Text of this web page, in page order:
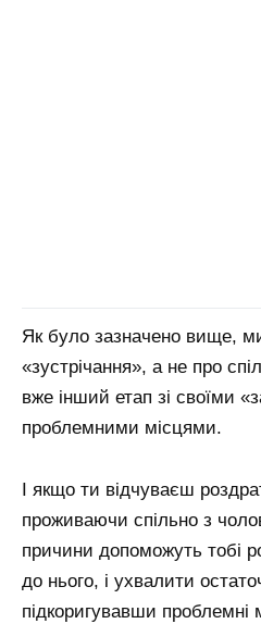
Як було зазначено вище,
«зустрічання», а не про
вже інший етап зі своїми
проблемними місцями.
І якщо ти відчуваєш
проживаючи спільно з
причини допоможуть тобі
до нього, і ухвалити
підкоригувавши